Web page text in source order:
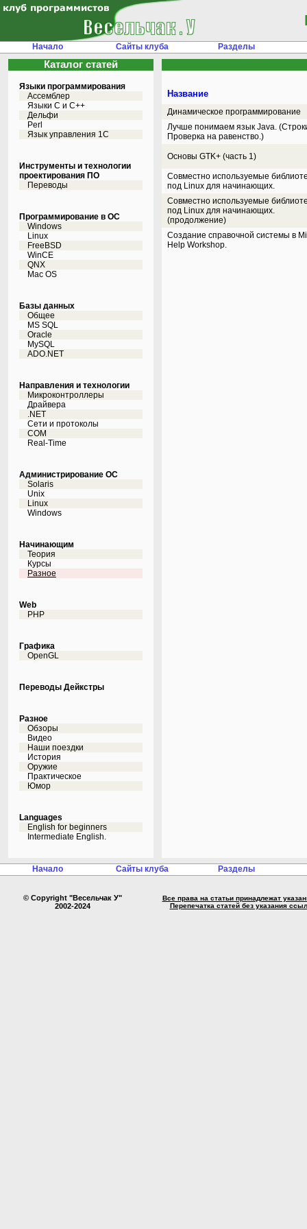
Начало Сайты клуба Разделы
Каталог статей
Языки программирования
Ассемблер
Языки С и C++
Дельфи
Perl
Язык управления 1С
Инструменты и технологии
проектирования ПО
Переводы
Программирование в ОС
Windows
Linux
FreeBSD
WinCE
QNX
Mac OS
Базы данных
Общее
MS SQL
Oracle
MySQL
ADO.NET
Направления и технологии
Микроконтроллеры
Драйвера
.NET
Сети и протоколы
COM
Real-Time
Администрирование ОС
Solaris
Unix
Linux
Windows
Начинающим
Теория
Курсы
Разное
Web
PHP
Графика
OpenGL
Переводы Дейкстры
Разное
Обзоры
Видео
Наши поездки
История
Оружие
Практическое
Юмор
Languages
English for beginners
Intermediate English.
Название
Динамическое программирование
Лучше понимаем язык Java.
Проверка на равенство.)
Основы GTK+ (часть 1)
Совместно используемые
под Linux для начинающих.
Совместно используемые
под Linux для начинающих.
(продолжение)
Создание справочной системы в
Help Workshop.
Начало Сайты клуба Разделы
© Copyright "Весельчак У"
2002-2024
Все права на статьи принадлежат
Перепечатка статей без указания